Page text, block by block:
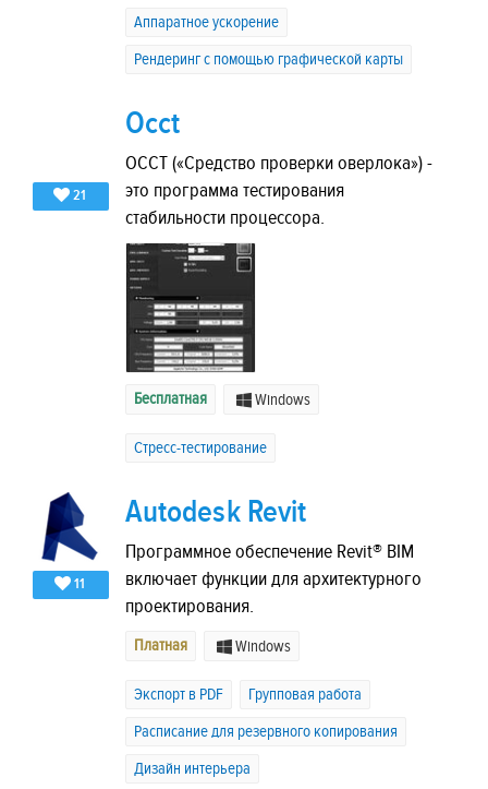
Аппаратное ускорение
Рендеринг с помощью графической карты
21
Occt
OCCT («Средство проверки оверлока») -
это программа тестирования
стабильности процессора.
Бесплатная Windows
Стресс-тестирование
11
Autodesk Revit
Программное обеспечение Revit® BIM
включает функции для архитектурного
проектирования.
Платная Windows
Экспорт в PDF
Групповая работа
Расписание для резервного копирования
Дизайн интерьера